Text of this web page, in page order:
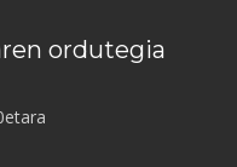
ordutegia